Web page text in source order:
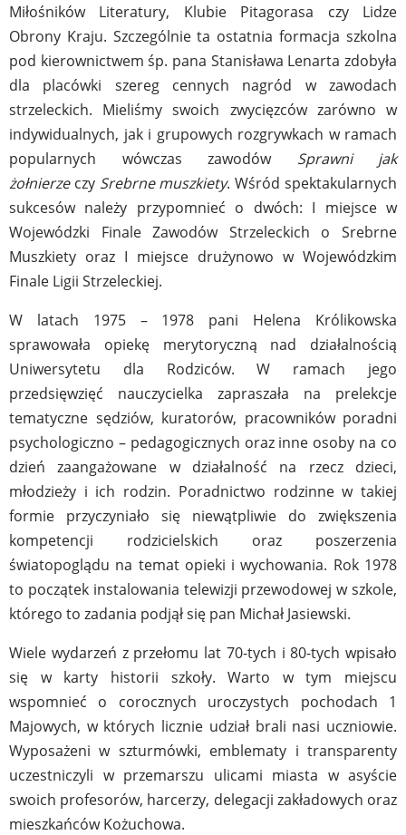
Miłośników Literatury, Klubie Pitagorasa czy Lidze
Obrony Kraju. Szczególnie ta ostatnia formacja szkolna
pod kierownictwem śp. pana Stanisława Lenarta zdobyła
dla placówki szereg cennych nagród w zawodach
strzeleckich. Mieliśmy swoich zwycięzców zarówno w
indywidualnych, jak i grupowych rozgrywkach w ramach
popularnych wówczas zawodów Sprawni jak
żołnierzeczy Srebrne muszkiety. Wśród spektakularnych
sukcesów należy przypomnieć o dwóch: I miejsce w
Wojewódzki Finale Zawodów Strzeleckich o Srebrne
Muszkiety oraz I miejsce drużynowo w Wojewódzkim
Finale Ligii Strzeleckiej.
W latach 1975 – 1978 pani Helena Królikowska
sprawowała opiekę merytoryczną nad działalnością
Uniwersytetu dla Rodziców. W ramach jego
przedsięwzięć nauczycielka zapraszała na prelekcje
tematyczne sędziów, kuratorów, pracowników poradni
psychologiczno – pedagogicznych oraz inne osoby na co
dzień zaangażowane w działalność na rzecz dzieci,
młodzieży i ich rodzin. Poradnictwo rodzinne w takiej
formie przyczyniało się niewątpliwie do zwiększenia
kompetencji rodzicielskich oraz poszerzenia
światopoglądu na temat opieki i wychowania. Rok 1978
to początek instalowania telewizji przewodowej w szkole,
którego to zadania podjął się pan Michał Jasiewski.
Wiele wydarzeń z przełomu lat 70-tych i 80-tych wpisało
się w karty historii szkoły. Warto w tym miejscu
wspomnieć o corocznych uroczystych pochodach 1
Majowych, w których licznie udział brali nasi uczniowie.
Wyposażeni w szturmówki, emblematy i transparenty
uczestniczyli w przemarszu ulicami miasta w asyście
swoich profesorów, harcerzy, delegacji zakładowych oraz
mieszkańców Kożuchowa.